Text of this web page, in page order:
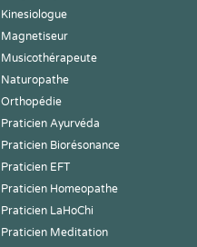
Kinesiologue
Magnetiseur
Musicothérapeute
Naturopathe
Orthopédie
Praticien Ayurvéda
Praticien Biorésonance
Praticien EFT
Praticien Homeopathe
Praticien LaHoChi
Praticien Meditation